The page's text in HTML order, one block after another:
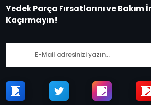
Yedek Parça Fırsatlarını ve
Kaçırmayın!